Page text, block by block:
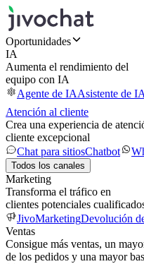
Oportunidades
IA
Aumenta el rendimiento del
equipo con IA
Agente de IAAsistente de IA
Atención al cliente
Crea una experiencia de
cliente excepcional
Chat para sitiosChatbot
Todos los canales
Marketing
Transforma el tráfico en
clientes potenciales
JivoMarketingDevolución
Ventas
Consigue más ventas, un
de los pedidos y una mayor